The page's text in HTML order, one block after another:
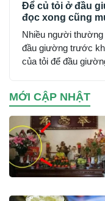
Để củ tỏi ở đầu
đọc xong cũng
Nhiều người
đầu giường trước
của tỏi để đầu
MỚI CẬP NHẬT